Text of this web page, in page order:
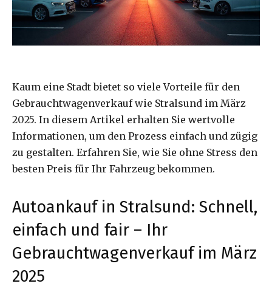
Kaum eine Stadt bietet so viele Vorteile für den
Gebrauchtwagenverkauf wie Stralsund im März
2025. In diesem Artikel erhalten Sie wertvolle
Informationen, um den Prozess einfach und zügig
zu gestalten. Erfahren Sie, wie Sie ohne Stress den
besten Preis für Ihr Fahrzeug bekommen.
Autoankauf in Stralsund: Schnell,
einfach und fair – Ihr
Gebrauchtwagenverkauf im März
2025